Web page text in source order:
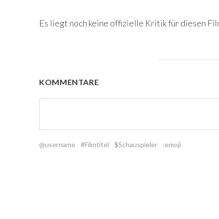
Es liegt noch keine offizielle Kritik für diesen
KOMMENTARE
@username #Filmtitel $Schauspieler :emoji